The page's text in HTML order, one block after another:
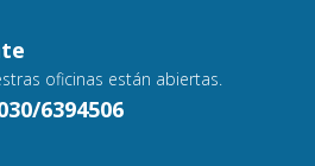
oficinas están abiertas.
6394506